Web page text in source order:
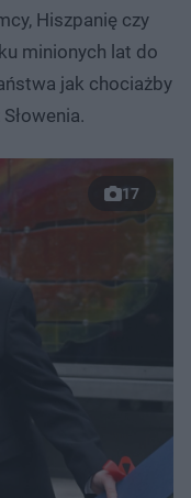
Hiszpanię czy
minionych lat do
jak chociażby
17